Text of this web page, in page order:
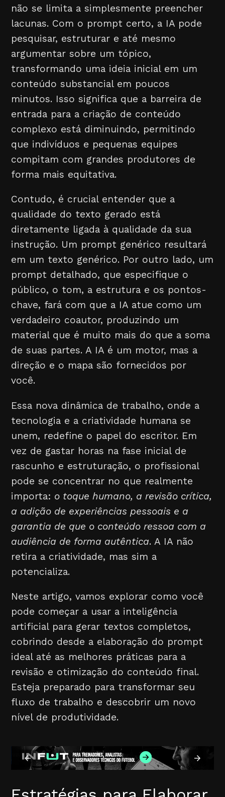
não se limita a simplesmente preencher
lacunas. Com o prompt certo, a IA pode
pesquisar, estruturar e até mesmo
argumentar sobre um tópico,
transformando uma ideia inicial em um
conteúdo substancial em poucos
minutos. Isso significa que a barreira de
entrada para a criação de conteúdo
complexo está diminuindo, permitindo
que indivíduos e pequenas equipes
compitam com grandes produtores de
forma mais equitativa.
Contudo, é crucial entender que a
qualidade do texto gerado está
diretamente ligada à qualidade da sua
instrução. Um prompt genérico resultará
em um texto genérico. Por outro lado, um
prompt detalhado, que especifique o
público, o tom, a estrutura e os pontos-
chave, fará com que a IA atue como um
verdadeiro coautor, produzindo um
material que é muito mais do que a soma
de suas partes. A IA é um motor, mas a
direção e o mapa são fornecidos por
você.
Essa nova dinâmica de trabalho, onde a
tecnologia e a criatividade humana se
unem, redefine o papel do escritor. Em
vez de gastar horas na fase inicial de
rascunho e estruturação, o profissional
pode se concentrar no que realmente
importa: o toque humano, a revisão crítica,
a adição de experiências pessoais e a
garantia de que o conteúdo ressoa com a
audiência de forma autêntica. A IA não
retira a criatividade, mas sim a
potencializa.
Neste artigo, vamos explorar como você
pode começar a usar a inteligência
artificial para gerar textos completos,
cobrindo desde a elaboração do prompt
ideal até as melhores práticas para a
revisão e otimização do conteúdo final.
Esteja preparado para transformar seu
fluxo de trabalho e descobrir um novo
nível de produtividade.